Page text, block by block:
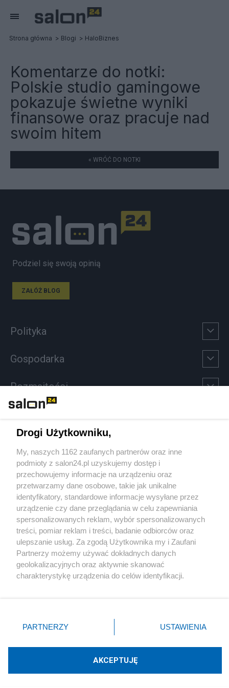
Strona główna Blogi HaloBiznes
Komentarze do notki:
Polskie studio gamingowe
pokazuje świetne wyniki
finansowe oraz pracuje nad
swoim hitem
« WRÓĆ DO NOTKI
Podziel się swoją opinią
ZAŁÓŻ BLOG
Polityka
Gospodarka
Rozmaitości
Sport
Społeczeństwo
Kultura
X Facebook Instagram Youtube
Technologię dostarcza:W3media.pl
Drogi Użytkowniku,
My, naszych 1162 zaufanych partnerów oraz inne
podmioty z salon24.pl uzyskujemy dostęp i
przechowujemy informacje na urządzeniu oraz
przetwarzamy dane osobowe, takie jak unikalne
identyfikatory, standardowe informacje wysyłane przez
urządzenie czy dane przeglądania w celu zapewniania
spersonalizowanych reklam, wybór spersonalizowanych
treści, pomiar reklam i treści, badanie odbiorców oraz
ulepszanie usług. Za zgodą Użytkownika my i Zaufani
Partnerzy możemy używać dokładnych danych
geolokalizacyjnych oraz aktywnie skanować
charakterystykę urządzenia do celów identyfikacji.
zmienić/wycofać klikając przycisk ustawień prywatności
znajdujący się w lewym dolnym rogu strony
rodzaje przetwarzania danych nie wymagają zgody
użytkownika, ale masz prawo sprzeciwić się takiemu
PARTNERZY USTAWIENIA
AKCEPTUJĘ